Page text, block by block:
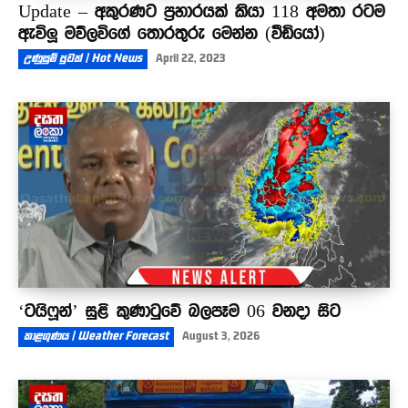
Update – අකුරණට ප්‍රහාරයක් කියා 118 අමතා රටම
ඇවිලූ මව්ලවිගේ තොරතුරු මෙන්න (වීඩියෝ)
උණුසුම් පුවත් | Hot News April 22, 2023
‘ටයිෆූන්’ සුළි කුණාටුවේ බලපෑම 06 වනදා සිට
කාළගුණය | Weather Forecast August 3, 2026